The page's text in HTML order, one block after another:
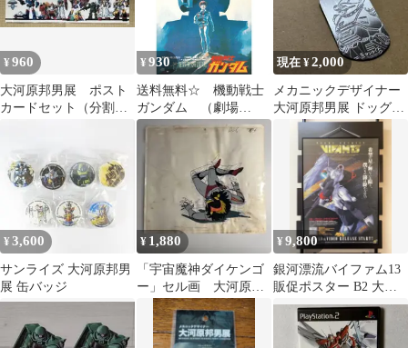
¥960
大河原邦男展 ポスト
カードセット（分割
¥ 930
送料無料☆ 機動戦士
ガンダム （劇場
版） 映画 チラシ フラ
イヤー Mobile Suit
Gundam 富野喜幸 総
監督 安彦良和 キャラ
クターデザイン 大河
原邦男 メカニカルデザ
イン 古谷徹 鵜飼る
み子 古川登志夫 井
上瑤 鈴置洋孝 池田
秀一 銀河万丈
現在 ¥2,000
メカニックデザイナー
大河原邦男展 ドッグタ
グ ボトムズ サンライ
¥ 3,600
サンライズ 大河原邦男
展 缶バッジ
¥ 1,880
「宇宙魔神ダイケンゴ
ー」セル画 大河原邦
¥9,800
銀河漂流バイファム13
販促ポスター B2 大河
原邦男 VIFAM13